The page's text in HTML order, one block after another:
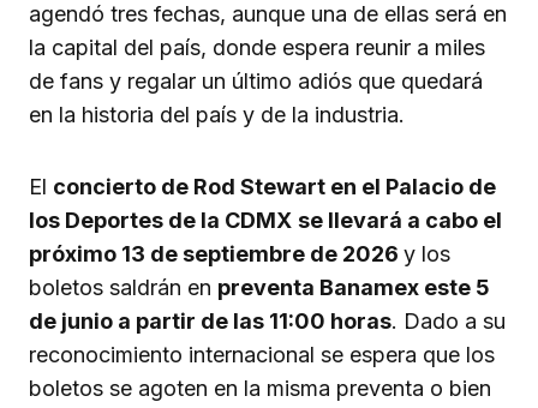
agendó tres fechas, aunque una de ellas será en
la capital del país, donde espera reunir a miles
de fans y regalar un último adiós que quedará
en la historia del país y de la industria.
El concierto de Rod Stewart en el Palacio de
los Deportes de la CDMX se llevará a cabo el
próximo 13 de septiembre de 2026 y los
boletos saldrán en preventa Banamex este 5
de junio a partir de las 11:00 horas. Dado a su
reconocimiento internacional se espera que los
boletos se agoten en la misma preventa o bien